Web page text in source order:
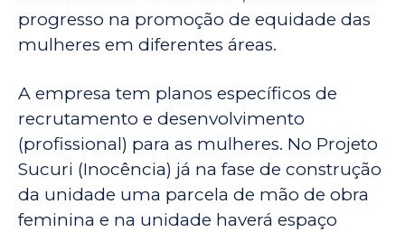
progresso na promoção de equidade das
mulheres em diferentes áreas.
A empresa tem planos específicos de
recrutamento e desenvolvimento
(profissional) para as mulheres. No Projeto
Sucuri (Inocência) já na fase de construção
da unidade uma parcela de mão de obra
feminina e na unidade haverá espaço